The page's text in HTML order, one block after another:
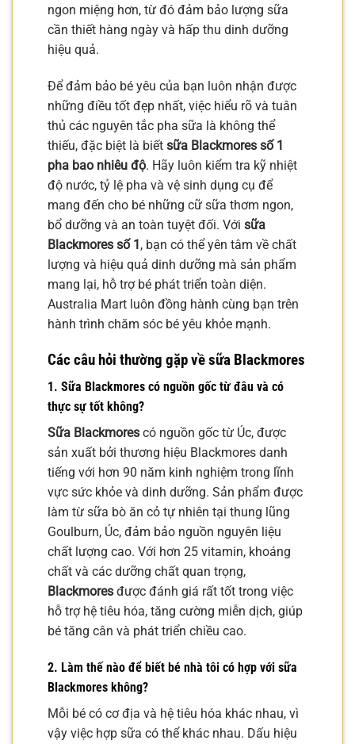
ngon miệng hơn, từ đó đảm bảo lượng sữa
cần thiết hàng ngày và hấp thu dinh dưỡng
hiệu quả.
Để đảm bảo bé yêu của bạn luôn nhận được
những điều tốt đẹp nhất, việc hiểu rõ và tuân
thủ các nguyên tắc pha sữa là không thể
thiếu, đặc biệt là biết sữa Blackmores số 1
pha bao nhiêu độ. Hãy luôn kiểm tra kỹ nhiệt
độ nước, tỷ lệ pha và vệ sinh dụng cụ để
mang đến cho bé những cữ sữa thơm ngon,
bổ dưỡng và an toàn tuyệt đối. Với sữa
Blackmores số 1, bạn có thể yên tâm về chất
lượng và hiệu quả dinh dưỡng mà sản phẩm
mang lại, hỗ trợ bé phát triển toàn diện.
Australia Mart luôn đồng hành cùng bạn trên
hành trình chăm sóc bé yêu khỏe mạnh.
Các câu hỏi thường gặp về sữa Blackmores
1. Sữa Blackmores có nguồn gốc từ đâu và có
thực sự tốt không?
Sữa Blackmores có nguồn gốc từ Úc, được
sản xuất bởi thương hiệu Blackmores danh
tiếng với hơn 90 năm kinh nghiệm trong lĩnh
vực sức khỏe và dinh dưỡng. Sản phẩm được
làm từ sữa bò ăn cỏ tự nhiên tại thung lũng
Goulburn, Úc, đảm bảo nguồn nguyên liệu
chất lượng cao. Với hơn 25 vitamin, khoáng
chất và các dưỡng chất quan trọng,
Blackmores được đánh giá rất tốt trong việc
hỗ trợ hệ tiêu hóa, tăng cường miễn dịch, giúp
bé tăng cân và phát triển chiều cao.
2. Làm thế nào để biết bé nhà tôi có hợp với sữa
Blackmores không?
Mỗi bé có cơ địa và hệ tiêu hóa khác nhau, vì
vậy việc hợp sữa có thể khác nhau. Dấu hiệu